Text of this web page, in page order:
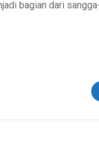
bagian dari